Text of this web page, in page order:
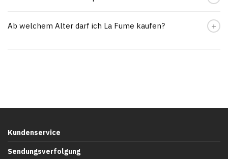
Ab welchem Alter darf ich La Fume kaufen?
Kundenservice
Sendungsverfolgung